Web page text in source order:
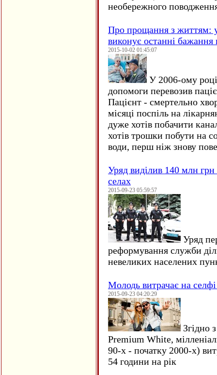
необережного
Про прощання з життям:
виконує останні
2015-10-02 01:45:07
У 2006-ому
допомоги перевозив
Пацієнт - смертельно
місяці поспіль на
дуже хотів побачити
хотів трошки побути на
води, перш ніж знову
Уряд виділив 140 млн
селах
2015-09-23 05:59:57
Уряд
реформування служби
невеликих населених
Молодь витрачає на
2015-09-23 04:20:29
Згідно
Premium White,
90-х - початку 2000-х)
54 години на рік